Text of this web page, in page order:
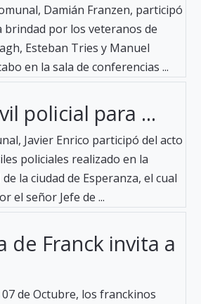
Damián Franzen, participó
brindad por los veteranos de
Esteban Tries y Manuel
en la sala de conferencias ...
policial para ...
Javier Enrico participó del acto
policiales realizado en la
la ciudad de Esperanza, el cual
el señor Jefe de ...
de Franck invita a
de Octubre, los franckinos